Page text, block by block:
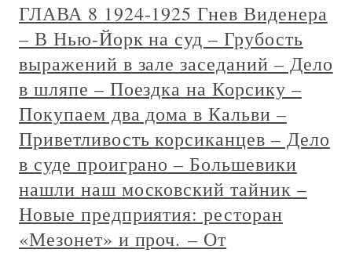
ГЛАВА 8 1924-1925 Гнев Виденера
– В Нью-Йорк на суд – Грубость
выражений в зале заседаний – Дело
в шляпе – Поездка на Корсику –
Покупаем два дома в Кальви –
Приветливость корсиканцев – Дело
в суде проиграно – Большевики
нашли наш московский тайник –
Новые предприятия: ресторан
«Мезонет» и проч. – От